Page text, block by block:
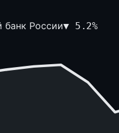
России▼ 5.2%